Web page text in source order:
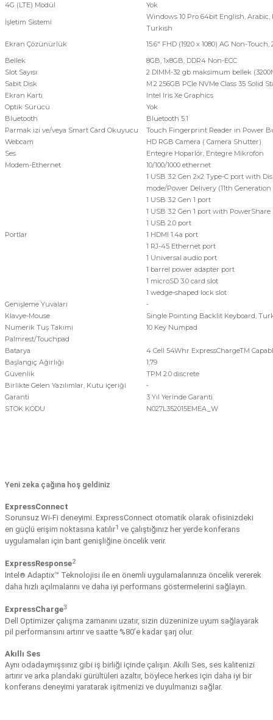
4G (LTE) Modül
Yok
İşletim Sistemi
Windows 10 Pro 64bit English, Arabic,
Turkish
Ekran Çözünürlük
15.6" FHD (1920 x 1080) AG Non-Touch,
Bellek
8GB, 1x8GB, DDR4 Non-ECC
Slot Sayısı
2 DIMM-32 gb maksimum bellek
Sabit Disk
M.2 256GB PCIe NVMe Class 35 Solid
Ekran Kartı
Intel Iris Xe Graphics
Optik Sürücü
Yok
Bluetooth
Bluetooth 5.1
Parmak izi ve/veya Smart Card Okuyucu
Touch Fingerprint Reader in Power
Webcam
HD RGB Camera ( Camera Shutter)
Ses
Entegre Hoparlör, Entegre Mikrofon
Modem-Ethernet
10/100/1000 ethernet
Portlar
1 USB 3.2 Gen 2x2 Type-C port with
mode/Power Delivery (11th
1 USB 3.2 Gen 1 port
1 USB 3.2 Gen 1 port with PowerShare
1 USB 2.0 port
1 HDMI 1.4a port
1 RJ-45 Ethernet port
1 Universal audio port
1 barrel power adapter port
1 microSD 3.0 card slot
1 wedge-shaped lock slot
Genişleme Yuvaları
-
Klavye-Mouse
Single Pointing Backlit Keyboard,
Numerik Tuş Takımı
10 Key Numpad
Palmrest/Touchpad
Batarya
4 Cell 54Whr ExpressChargeTM
Başlangıç Ağırlığı
1,79
Güvenlik
TPM 2.0 discrete
Birlikte Gelen Yazılımlar, Kutu içeriği
-
Garanti
3 Yıl Yerinde Garanti
STOK KODU
N027L352015EMEA_W
Yeni zeka çağına hoş geldiniz
ExpressConnect
Sorunsuz Wi-Fi deneyimi. ExpressConnect otomatik olarak ofisinizdeki
en güçlü erişim noktasına katılır1 ve çalıştığınız her yerde konferans
uygulamaları için bant genişliğine öncelik verir.
ExpressResponse2
Intel ® Adaptix™ Teknolojisi ile en önemli uygulamalarınıza öncelik vererek
daha hızlı açılmalarını ve daha iyi performans göstermelerini sağlayın.
ExpressCharge3
Dell Optimizer çalışma zamanını uzatır, sizin düzeninize uyum sağlayarak
pil performansını artırır ve saatte %80’e kadar şarj olur.
Akıllı Ses
Aynı odadaymışsınız gibi iş birliği içinde çalışın. Akıllı Ses, ses kalitenizi
artırır ve arka plandaki gürültüleri azaltır, böylece herkes için daha iyi bir
konferans deneyimi yaratarak işitmenizi ve duyulmanızı sağlar.